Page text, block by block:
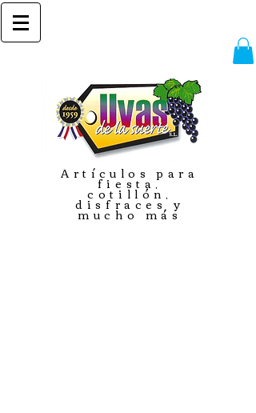
Artículos para
fiesta,
cotillón,
disfraces y
mucho más